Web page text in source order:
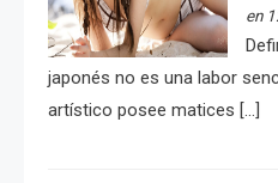
en
japonés no es una labor
artístico posee matices […]